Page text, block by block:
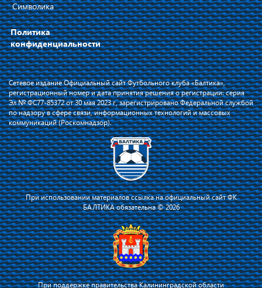
Символика
Политика
конфиденциальности
Сетевое издание Официальный сайт Футбольного клуба «Балтика»,
регистрационный номер и дата принятия решения о регистрации: серия
Эл № ФС77-85372 от 30 мая 2023 г, зарегистрировано Федеральной службой
по надзору в сфере связи, информационных технологий и массовых
коммуникаций (Роскомнадзор).
При использовании материалов ссылка на официальный сайт ФК
БАЛТИКА обязательна © 2026
При поддержке правительства Калининградской области